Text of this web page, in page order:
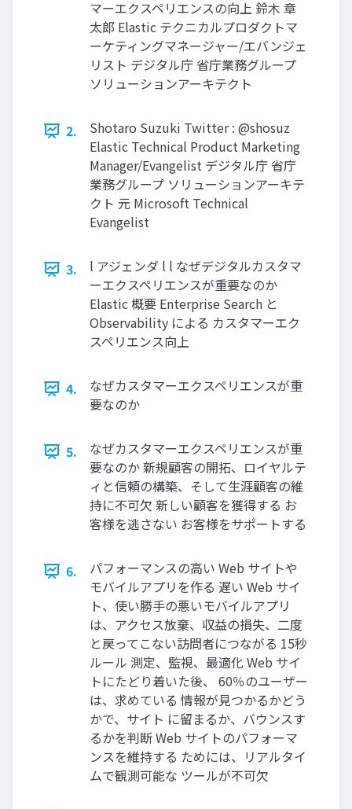
マーエクスペリエンスの向上 鈴⽊ 章
太郎 Elastic テクニカルプロダクトマ
ーケティングマネージャー/エバンジェ
リスト デジタル庁 省庁業務グループ
ソリューションアーキテクト
2.
Shotaro Suzuki Twitter : @shosuz
Elastic Technical Product Marketing
Manager/Evangelist デジタル庁 省庁
業務グループ ソリューションアーキテ
クト 元 Microsoft Technical
Evangelist
3.
l アジェンダ l l なぜデジタルカスタマ
ーエクスペリエンスが重要なのか
Elastic 概要 Enterprise Search と
Observability による カスタマーエク
スペリエンス向上
4.
なぜカスタマーエクスペリエンスが重
要なのか
5.
なぜカスタマーエクスペリエンスが重
要なのか 新規顧客の開拓、ロイヤルテ
ィと信頼の構築、そして⽣涯顧客の維
持に不可⽋ 新しい顧客を獲得する お
客様を逃さない お客様をサポートする
6.
パフォーマンスの⾼い Web サイトや
モバイルアプリを作る 遅い Web サイ
ト、使い勝⼿の悪いモバイルアプリ
は、アクセス放棄、収益の損失、⼆度
と戻ってこない訪問者につながる 15秒
ルール 測定、監視、最適化 Web サイ
トにたどり着いた後、 60％のユーザー
は、求めている 情報が⾒つかるかどう
かで、サイト に留まるか、バウンスす
るかを判断 Web サイトのパフォーマ
ンスを維持する ためには、リアルタイ
ムで観測可能な ツールが不可⽋